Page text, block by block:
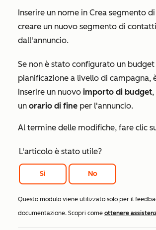
Inserire un nome in Crea segmento
creare un nuovo segmento di contatti
dall'annuncio.
Se non è stato configurato un budget
pianificazione a livello di campagna,
inserire un nuovo importo di budget
un orario di fine per l'annuncio.
Al termine delle modifiche, fare clic
L'articolo è stato utile?
Sì No
Questo modulo viene utilizzato solo per il
documentazione. Scopri come ottenere